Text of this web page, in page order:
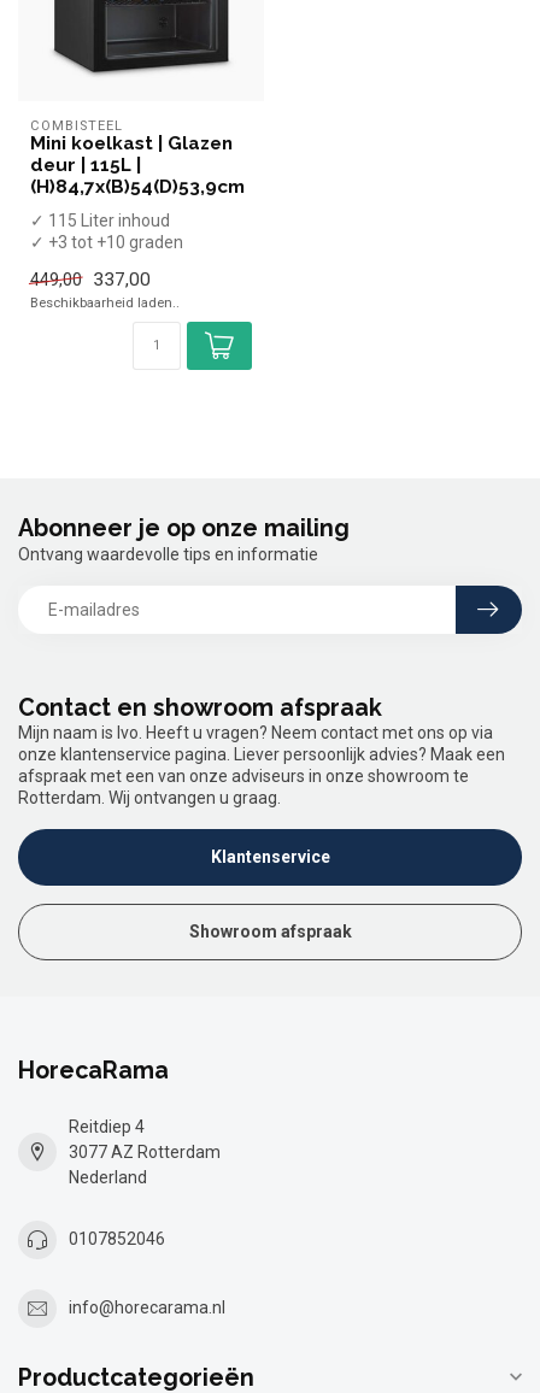
COMBISTEEL
Mini koelkast | Glazen
deur | 115L |
(H)84,7x(B)54(D)53,9cm
✓ 115 Liter inhoud
✓ +3 tot +10 graden
✓ Breedte 54 cm, diepte
53,...
449,00 337,00
Beschikbaarheid laden..
Contact en showroom afspraak
Mijn naam is Ivo. Heeft u vragen? Neem contact met ons op via
onze klantenservice pagina. Liever persoonlijk advies? Maak een
afspraak met een van onze adviseurs in onze showroom te
Rotterdam. Wij ontvangen u graag.
Klantenservice
Showroom afspraak
Abonneer je op onze mailing
Ontvang waardevolle tips en informatie
HorecaRama
Reitdiep 4
3077 AZ Rotterdam
Nederland
0107852046
info@horecarama.nl
Productcategorieën